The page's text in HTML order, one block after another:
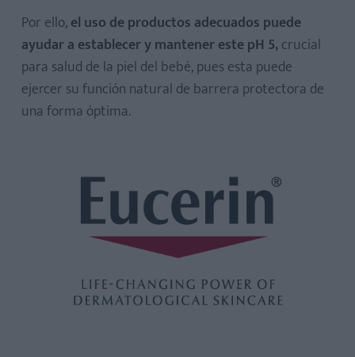
Por ello,el uso de productos adecuados puede
ayudar a establecer y mantener este pH 5,crucial
para salud de la piel del bebé, pues esta puede
ejercer su función natural de barrera protectora de
una forma óptima.